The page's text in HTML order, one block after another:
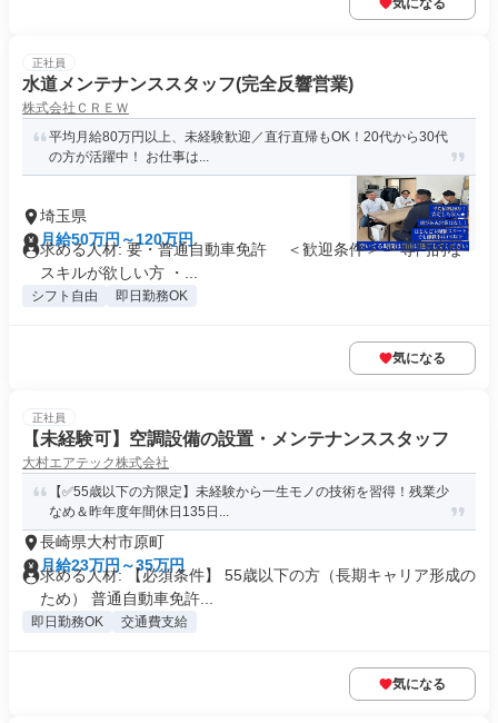
気になる
正社員
水道メンテナンススタッフ(完全反響営業)
株式会社ＣＲＥＷ
平均月給80万円以上、未経験歓迎／直行直帰もOK！20代から30代
の方が活躍中！ お仕事は...
埼玉県
月給50万円～120万円
求める人材: 要・普通自動車免許 ＜歓迎条件＞ ・専門的な
スキルが欲しい方 ・...
シフト自由 即日勤務OK
気になる
正社員
【未経験可】空調設備の設置・メンテナンススタッフ
大村エアテック株式会社
【✅55歳以下の方限定】未経験から一生モノの技術を習得！残業少
なめ＆昨年度年間休日135日...
長崎県大村市原町
月給23万円～35万円
求める人材: 【必須条件】 55歳以下の方（長期キャリア形成の
ため） 普通自動車免許...
即日勤務OK 交通費支給
気になる